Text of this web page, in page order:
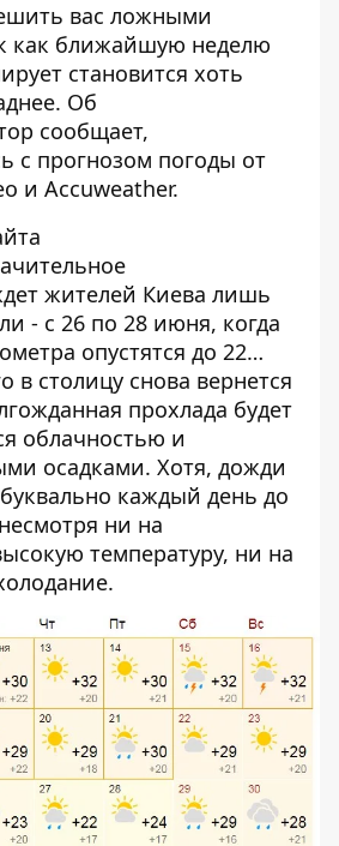
вас ложными
как ближайшую неделю
становится хоть
Об
сообщает,
с прогнозом погоды от
и Accuweather.
жителей Киева лишь
- с 26 по 28 июня, когда
опустятся до 22…
в столицу снова вернется
прохлада будет
облачностью и
осадками. Хотя, дожди
каждый день до
ни на
температуру, ни на